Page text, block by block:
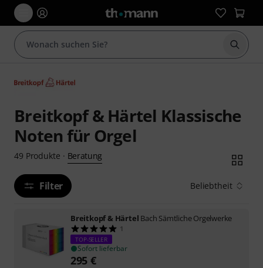
Suche
Breitkopf & Härtel Klassische
Noten für Orgel
49 Produkte · Beratung
Filter Beliebtheit
Breitkopf & Härtel Bach Sämtliche Orgelwerke
1
TOP-SELLER
Sofort lieferbar
295 €